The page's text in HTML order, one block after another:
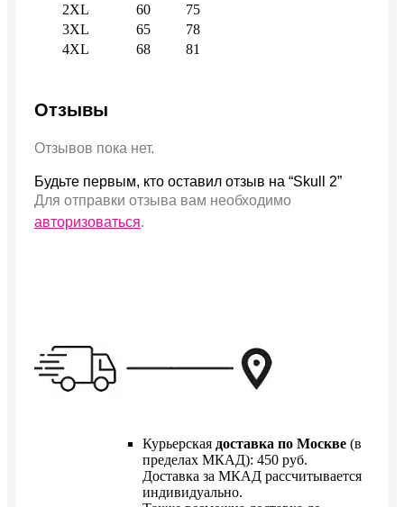
2XL
60
75
3XL
65
78
4XL
68 81
Отзывы
Отзывов пока нет.
Будьте первым, кто оставил отзыв на “Skull 2”
Для отправки отзыва вам необходимо
авторизоваться.
Курьерская доставка по Москве (в
пределах МКАД): 450 руб.
Доставка за МКАД рассчитывается
индивидуально.